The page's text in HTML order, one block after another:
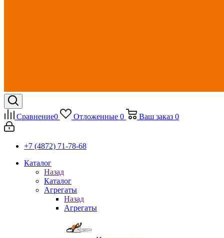
Сравнение0 Отложенные 0 Ваш заказ 0
+7 (4872) 71-78-68
Каталог
Назад
Каталог
Агрегаты
Назад
Агрегаты